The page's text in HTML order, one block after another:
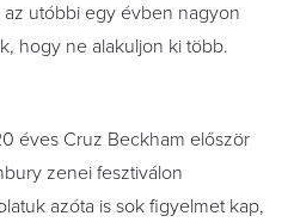
utóbbi egy évben nagyon
hogy ne alakuljon ki több.
éves Cruz Beckham először
zenei fesztiválon
azóta is sok figyelmet kap,